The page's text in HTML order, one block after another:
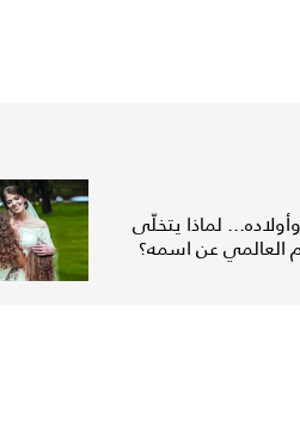
لماذا يتخلّى
العالمي عن اسمه؟